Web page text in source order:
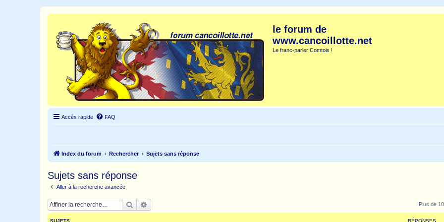
le forum de
www.cancoillotte.net
Le franc-parler Comtois !
Accès rapide FAQ
Index du forum Rechercher Sujets sans réponse
Sujets sans réponse
Aller à la recherche avancée
Rechercher Plus de
SUJETS RÉPONSES